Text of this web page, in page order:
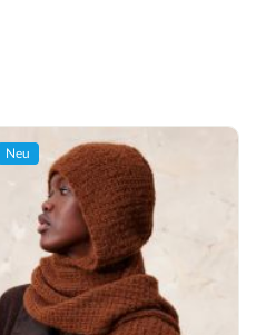
Neu